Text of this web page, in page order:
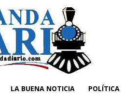
LA BUENA NOTICIA POLÍTICA